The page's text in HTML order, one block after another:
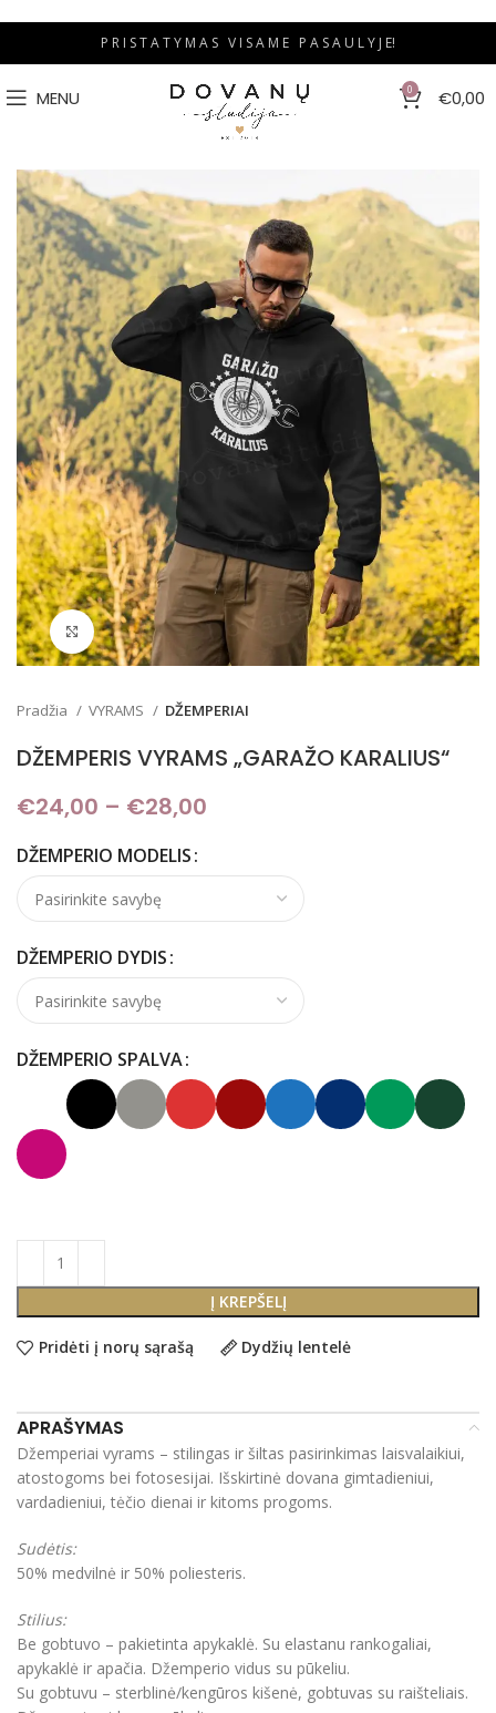
P R I S T A T Y M A S V I S A M E P A S A U L Y J E!
MENU 0 €0,00
Padidinti
Pradžia VYRAMS DŽEMPERIAI
DŽEMPERIS VYRAMS „GARAŽO KARALIUS“
€24,00 – €28,00
DŽEMPERIO MODELIS
DŽEMPERIO DYDIS
DŽEMPERIO SPALVA
Į KREPŠELĮ
Pridėti į norų sąrašą Dydžių lentelė
APRAŠYMAS
Džemperiai vyrams – stilingas ir šiltas pasirinkimas laisvalaikiui,
atostogoms bei fotosesijai. Išskirtinė dovana gimtadieniui,
vardadieniui, tėčio dienai ir kitoms progoms.
Sudėtis:
50% medvilnė ir 50% poliesteris.
Stilius:
Be gobtuvo – pakietinta apykaklė. Su elastanu rankogaliai,
apykaklė ir apačia. Džemperio vidus su pūkeliu.
Su gobtuvu – sterblinė/kengūros kišenė, gobtuvas su raišteliais.